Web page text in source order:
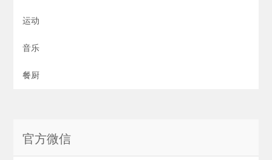
运动
音乐
餐厨
官方微信